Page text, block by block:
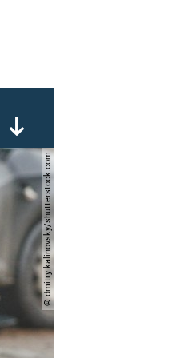
© dmitry kalinovsky/shutterstock.com